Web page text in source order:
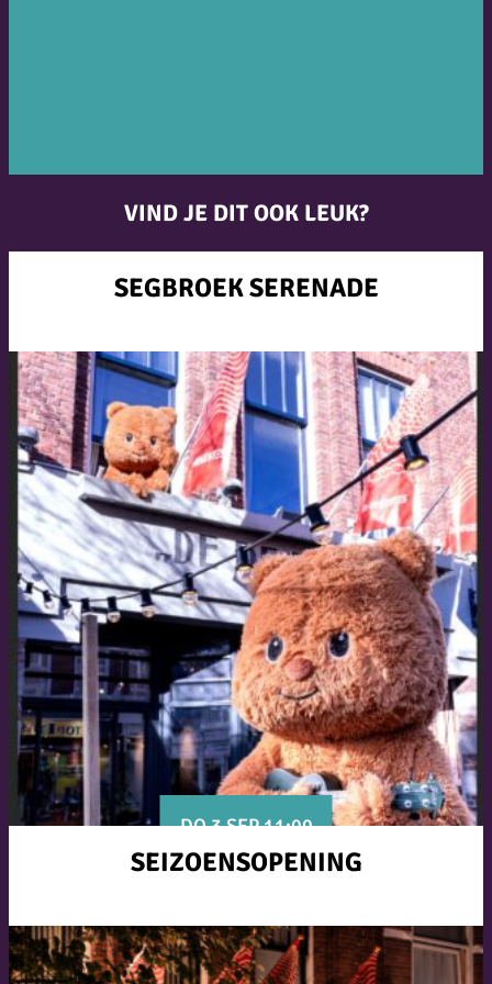
VIND JE DIT OOK LEUK?
SEGBROEK SERENADE
DO 3 SEP 11:00
SEIZOENSOPENING